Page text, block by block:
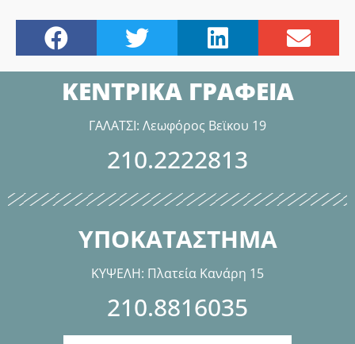
ΚΕΝΤΡΙΚΑ ΓΡΑΦΕΙΑ
ΓΑΛΑΤΣΙ: Λεωφόρος Βεϊκου 19
210.2222813
ΥΠΟΚΑΤΑΣΤΗΜΑ
ΚΥΨΕΛΗ: Πλατεία Κανάρη 15
210.8816035